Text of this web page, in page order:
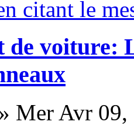
citant le
de voiture:
Mer Avr 09,